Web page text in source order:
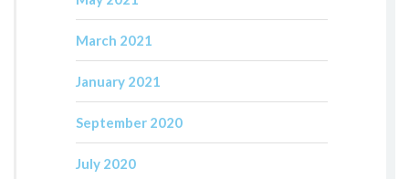
March 2021
January 2021
September 2020
July 2020